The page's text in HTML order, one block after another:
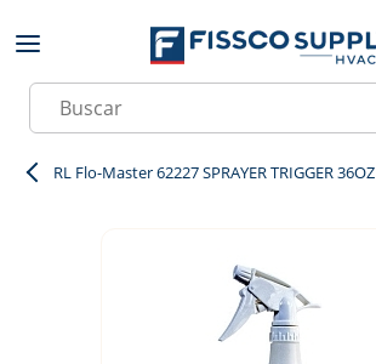
Skip to main content
Site Search
RL Flo-Master 62227 SPRAYER TRIGGER 36OZ